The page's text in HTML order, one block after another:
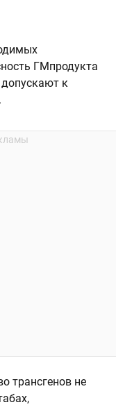
ГМпродукта
к
трансгенов не